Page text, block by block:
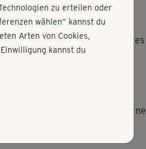
Dorothee402
dem Frohmut von Michi macht
Barfuß mag ich besonders
zu erteilen oder
wählen“ kannst du
Arten von Cookies,
kannst du